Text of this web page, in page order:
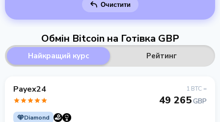
Очистити
Обмін Bitcoin на Готівка GBP
Найкращий курс Рейтинг
Payex24
Diamond
1 BTC =
49 265GBP